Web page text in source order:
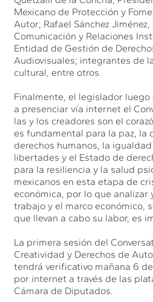
Mexicano de Protección y
Autor; Rafael Sánchez
Comunicación y Relaciones
Entidad de Gestión de
Audiovisuales; integrantes de
cultural, entre otros.
Finalmente, el legislador
a presenciar vía internet el
las y los creadores son el
es fundamental para la paz, la
derechos humanos, la
libertades y el Estado de
para la resiliencia y la salud
mexicanos en esta etapa de
económica, por lo que analizar
trabajo y el marco económico,
que llevan a cabo su labor, es
La primera sesión del
Creatividad y Derechos de
tendrá verificativo mañana 6
por internet a través de las
Cámara de Diputados.